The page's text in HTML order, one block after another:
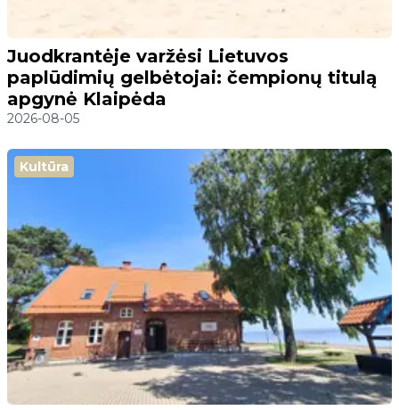
Juodkrantėje varžėsi Lietuvos
paplūdimių gelbėtojai: čempionų titulą
apgynė Klaipėda
2026-08-05
Kultūra